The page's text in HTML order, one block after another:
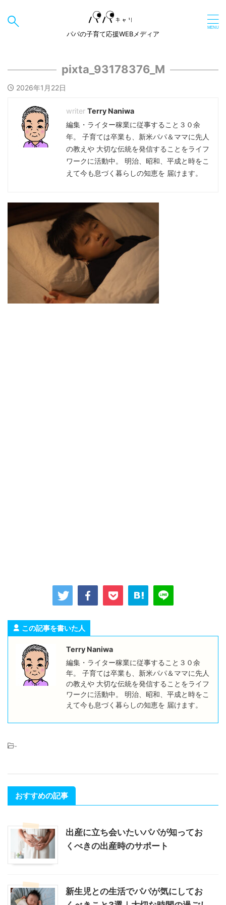
パパの子育て応援WEBメディア
pixta_93178376_M
2026年1月22日
Terry Naniwa
編集・ライター稼業に従事すること３０余
年。 子育ては卒業も、新米パパ＆ママに先人
の教えや 大切な伝統を発信することをライフ
ワークに活動中。 明治、昭和、平成と時をこ
えて今も息づく暮らしの知恵を 届けます。
この記事を書いた人
Terry Naniwa
編集・ライター稼業に従事すること３０余
年。 子育ては卒業も、新米パパ＆ママに先人
の教えや 大切な伝統を発信することをライフ
ワークに活動中。 明治、昭和、平成と時をこ
えて今も息づく暮らしの知恵を 届けます。
-
おすすめの記事
出産に立ち会いたいパパが知ってお
くべきの出産時のサポート
新生児との生活でパパが気にしてお